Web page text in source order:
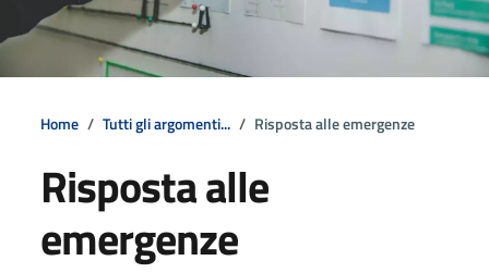
Home Tutti gli argomenti... Risposta alle emergenze
Risposta alle
emergenze